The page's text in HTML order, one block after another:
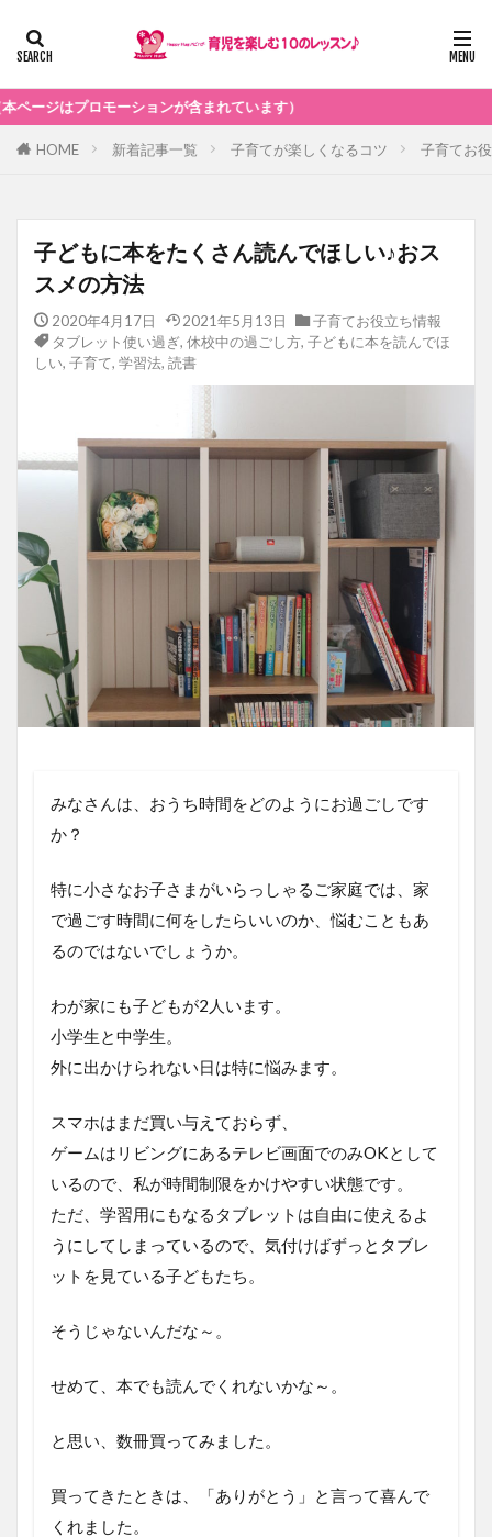
が含まれています）
HOME 新着記事一覧 子育てが楽しくなるコツ 子育てお
子どもに本をたくさん読んでほしい♪おス
スメの方法
2020年4月17日 2021年5月13日
子育てお役立ち情報
タブレット使い過ぎ, 休校中の過ごし方, 子どもに本を読んでほ
しい, 子育て, 学習法, 読書
みなさんは、おうち時間をどのようにお過ごしです
か？
特に小さなお子さまがいらっしゃるご家庭では、家
で過ごす時間に何をしたらいいのか、悩むこともあ
るのではないでしょうか。
わが家にも子どもが2人います。
小学生と中学生。
外に出かけられない日は特に悩みます。
スマホはまだ買い与えておらず、
ゲームはリビングにあるテレビ画面でのみOKとして
いるので、私が時間制限をかけやすい状態です。
ただ、学習用にもなるタブレットは自由に使えるよ
うにしてしまっているので、気付けばずっとタブレ
ットを見ている子どもたち。
そうじゃないんだな～。
せめて、本でも読んでくれないかな～。
と思い、数冊買ってみました。
買ってきたときは、「ありがとう」と言って喜んで
くれました。